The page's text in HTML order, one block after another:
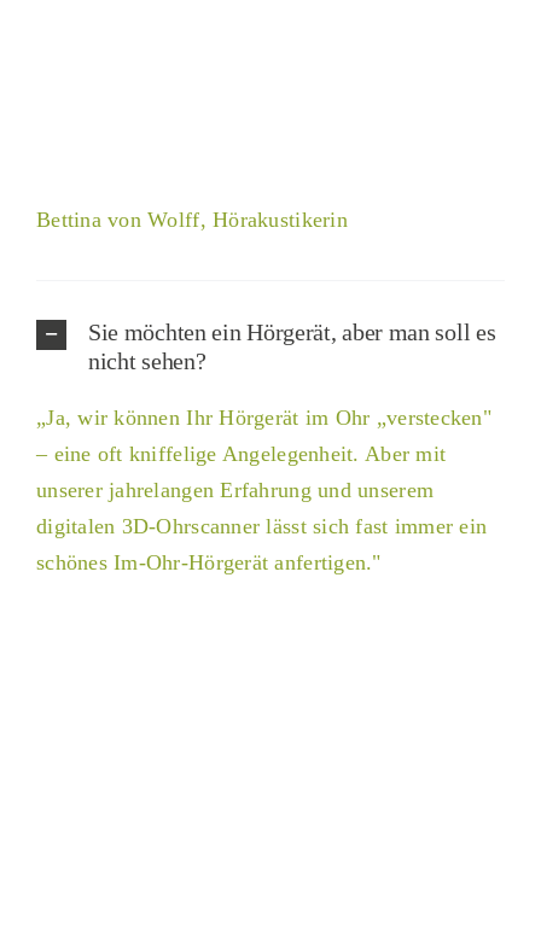
Bettina von Wolff, Hörakustikerin
Sie möchten ein Hörgerät, aber man soll es
nicht sehen?
„Ja, wir können Ihr Hörgerät im Ohr „verstecken"
– eine oft kniffelige Angelegenheit. Aber mit
unserer jahrelangen Erfahrung und unserem
digitalen 3D-Ohrscanner lässt sich fast immer ein
schönes Im-Ohr-Hörgerät anfertigen."